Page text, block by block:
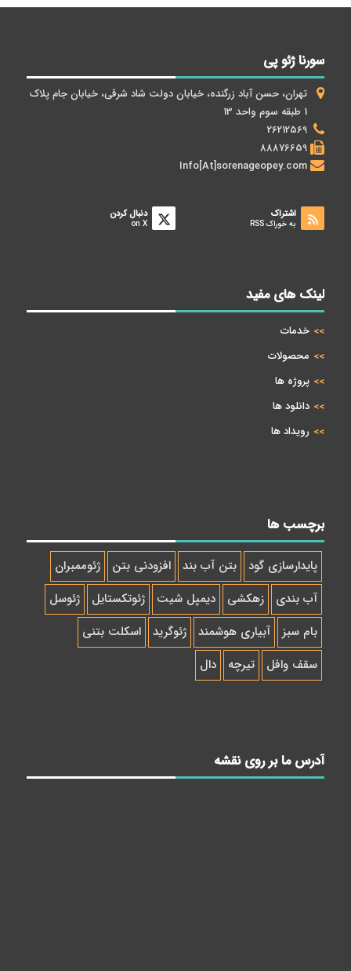
سورنا ژئو پی
تهران، حسن آباد زرگنده، خیابان دولت شاد شرقی، خیابان جام پلاک
1 طبقه سوم واحد 13
26212569
88876659
Info[At]sorenageopey.com
دنبال کردن
on X
اشتراک
به خوراک RSS
لینک های مفید
خدمات
محصولات
پروژه ها
دانلود ها
رویداد ها
برچسب ها
پایدارسازی گود بتن آب بند افزودنی بتن
ژئوممبران
آب بندی
زهکشی دیمپل شیت ژئوتکستایل
ژئوسل
بام سبز
آبیاری هوشمند ژئوگرید
اسکلت بتنی
سقف وافل
تیرچه دال
آدرس ما بر روی نقشه